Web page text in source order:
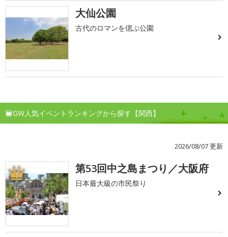
大仙公園
古代のロマンを偲ぶ公園
GW人気イベントランキングから探す【関西】
2026/08/07 更新
1 第53回中之島まつり／大阪府
日本最大級の市民祭り